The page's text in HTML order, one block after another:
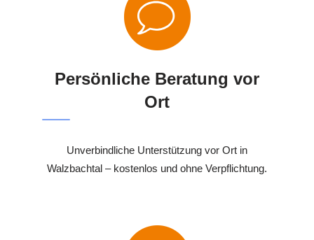
Persönliche Beratung vor
Ort
Unverbindliche Unterstützung vor Ort in
Walzbachtal – kostenlos und ohne Verpflichtung.